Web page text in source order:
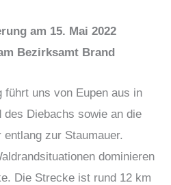
am 15. Mai 2022
Bezirksamt Brand
führt uns von Eupen aus in
Diebachs sowie an die
zur Staumauer.
dominieren
Die Strecke ist rund 12 km